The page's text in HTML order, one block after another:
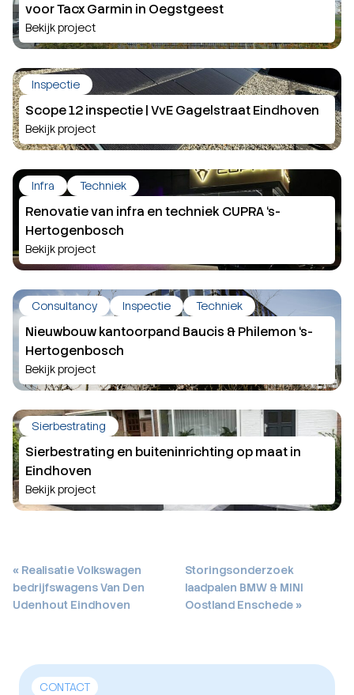
voor Tacx Garmin in Oegstgeest
Bekijk project
Inspectie
Scope 12 inspectie | VvE Gagelstraat Eindhoven
Bekijk project
Infra Techniek
Renovatie van infra en techniek CUPRA ‘s-
Hertogenbosch
Bekijk project
Consultancy Inspectie Techniek
Nieuwbouw kantoorpand Baucis & Philemon ‘s-
Hertogenbosch
Bekijk project
Sierbestrating
Sierbestrating en buiteninrichting op maat in
Eindhoven
Bekijk project
Bericht
navigatie
« Realisatie Volkswagen
bedrijfswagens Van Den
Udenhout Eindhoven
Storingsonderzoek
laadpalen BMW & MINI
Oostland Enschede »
CONTACT